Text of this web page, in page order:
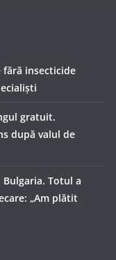
insecticide
gratuit.
după valul de
Totul a
„Am plătit